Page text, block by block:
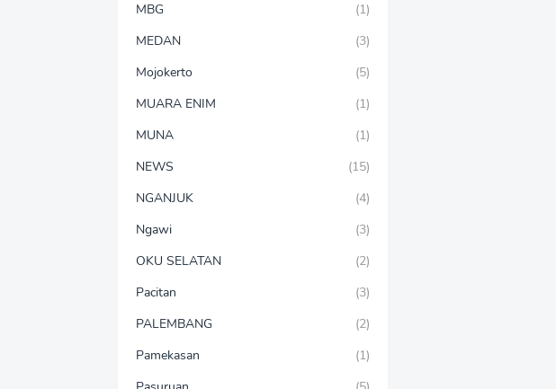
MBG
(1)
MEDAN
(3)
Mojokerto
(5)
MUARA ENIM
(1)
MUNA
(1)
NEWS
(15)
NGANJUK
(4)
Ngawi
(3)
OKU SELATAN
(2)
Pacitan
(3)
PALEMBANG
(2)
Pamekasan
(1)